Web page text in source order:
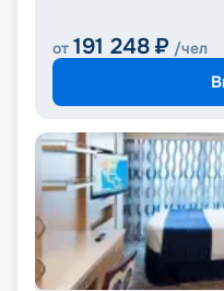
от 191 248 ₽ /чел